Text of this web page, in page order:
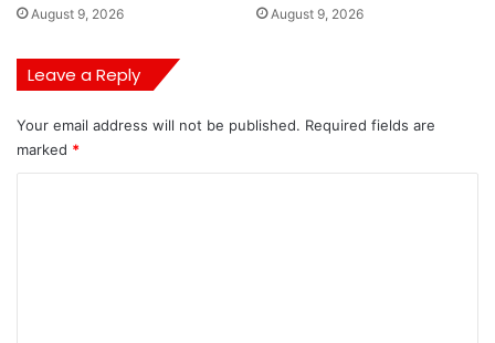
August 9, 2026 August 9, 2026
Leave a Reply
Your email address will not be published. Required fields are
marked *